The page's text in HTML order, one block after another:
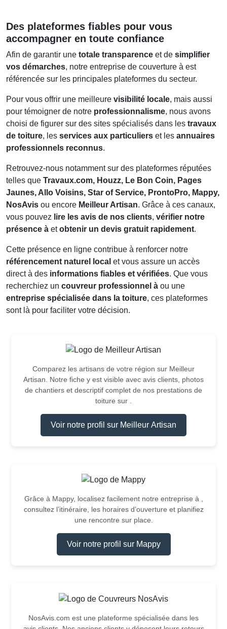
Des plateformes fiables pour vous
accompagner en toute confiance
Afin de garantir une totale transparence et de simplifier
vos démarches, notre entreprise de couverture à est
référencée sur les principales plateformes du secteur.
Pour vous offrir une meilleure visibilité locale, mais aussi
pour témoigner de notre professionnalisme, nous avons
choisi de figurer sur des sites spécialisés dans les travaux
de toiture, les services aux particuliers et les annuaires
professionnels reconnus.
Retrouvez-nous notamment sur des plateformes réputées
telles que Travaux.com, Houzz, Le Bon Coin, Pages
Jaunes, Allo Voisins, Star of Service, ProntoPro, Mappy,
NosAvis ou encore Meilleur Artisan. Grâce à ces canaux,
vous pouvez lire les avis de nos clients, vérifier notre
présence à etobtenir un devis gratuit rapidement.
Cette présence en ligne contribue à renforcer notre
référencement naturel local et vous assure un accès
direct à des informations fiables et vérifiées. Que vous
recherchiez un couvreur professionnel à ou une
entreprise spécialisée dans la toiture, ces plateformes
sont là pour faciliter votre décision.
Comparez les artisans de votre région sur Meilleur
Artisan. Notre fiche y est visible avec avis clients, photos
de chantiers et descriptif complet de nos prestations de
toiture sur .
Voir notre profil sur Meilleur Artisan
Grâce à Mappy, localisez facilement notre entreprise à ,
consultez l’itinéraire, les horaires d’ouverture et planifiez
une rencontre sur place.
Voir notre profil sur Mappy
NosAvis.com est une plateforme spécialisée dans les